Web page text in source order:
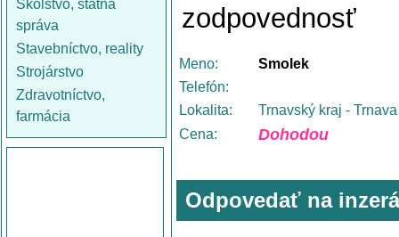
Školstvo, štátna
správa
Stavebníctvo, reality
Strojárstvo
Zdravotníctvo,
farmácia
zodpovednosť
Meno:
Smolek
Telefón:
Lokalita:
Trnavský kraj - Trnava
Cena:
Dohodou
Odpovedať na